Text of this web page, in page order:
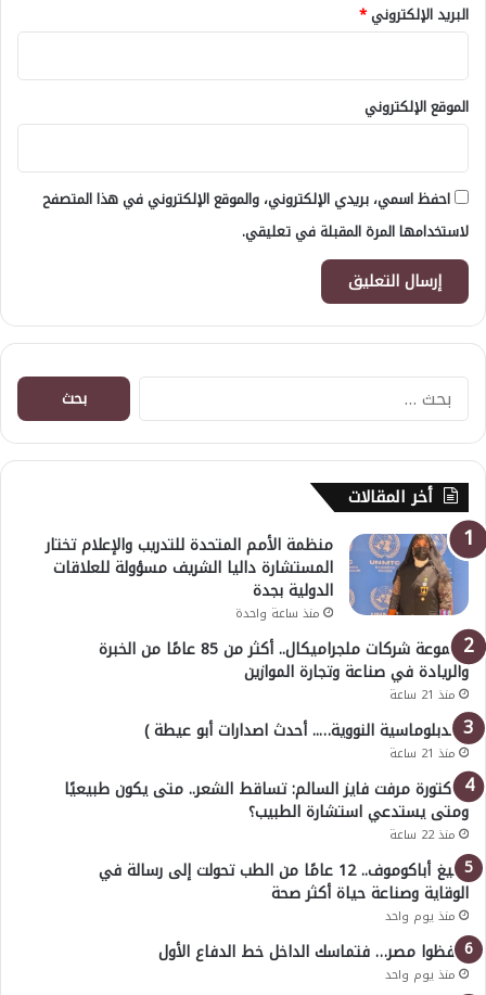
البريد الإلكتروني*
الموقع الإلكتروني
احفظ اسمي، بريدي الإلكتروني، والموقع الإلكتروني في هذا المتصفح
لاستخدامها المرة المقبلة في تعليقي.
البحث
عن:
أخر المقالات
منظمة الأمم المتحدة للتدريب والإعلام تختار
المستشارة داليا الشريف مسؤولة للعلاقات
الدولية بجدة
منذ ساعة واحدة
مجموعة شركات ملجراميكال.. أكثر من 85 عامًا من الخبرة
والريادة في صناعة وتجارة الموازين
منذ 21 ساعة
( الدبلوماسية النووية….. أحدث اصدارات أبو عيطة )
منذ 21 ساعة
الدكتورة مرفت فايز السالم: تساقط الشعر.. متى يكون طبيعيًا
ومتى يستدعي استشارة الطبيب؟
منذ 22 ساعة
أوليغ أباكوموف.. 12 عامًا من الطب تحولت إلى رسالة في
الوقاية وصناعة حياة أكثر صحة
منذ يوم واحد
احفظوا مصر… فتماسك الداخل خط الدفاع الأول
منذ يوم واحد